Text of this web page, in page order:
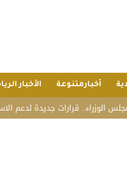
أخبارمتنوعة الأخبار
قرارات جديدة لدعم